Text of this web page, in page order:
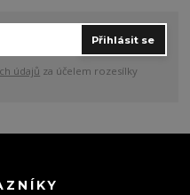
Přihlásit se
údajů za účelem rozesílky